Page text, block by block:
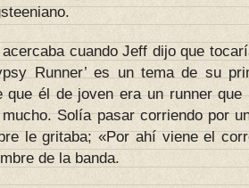
cuando Jeff dijo que
Runner’ es un tema de su
que él de joven era un runner
mucho. Solía pasar corriendo por
le gritaba; «Por ahí viene el
de la banda.